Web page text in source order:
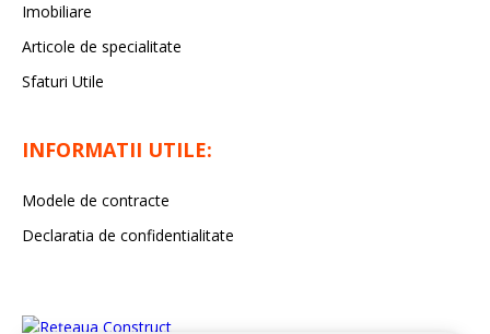
Imobiliare
Articole de specialitate
Sfaturi Utile
INFORMATII UTILE:
Modele de contracte
Declaratia de confidentialitate